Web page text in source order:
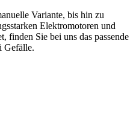
Variante, bis hin zu
Elektromotoren und
finden Sie bei uns das passende
Gefälle.